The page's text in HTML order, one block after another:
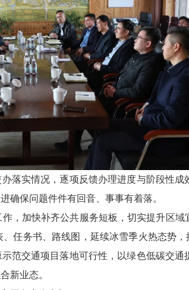
实情况，逐项反馈办理进度与阶段性成
确保问题件件有回音、事事有着落。
加快补齐公共服务短板，切实提升区域
任务书、路线图，延续冰雪季火热态势
范交通项目落地可行性，以绿色低碳交
新业态。